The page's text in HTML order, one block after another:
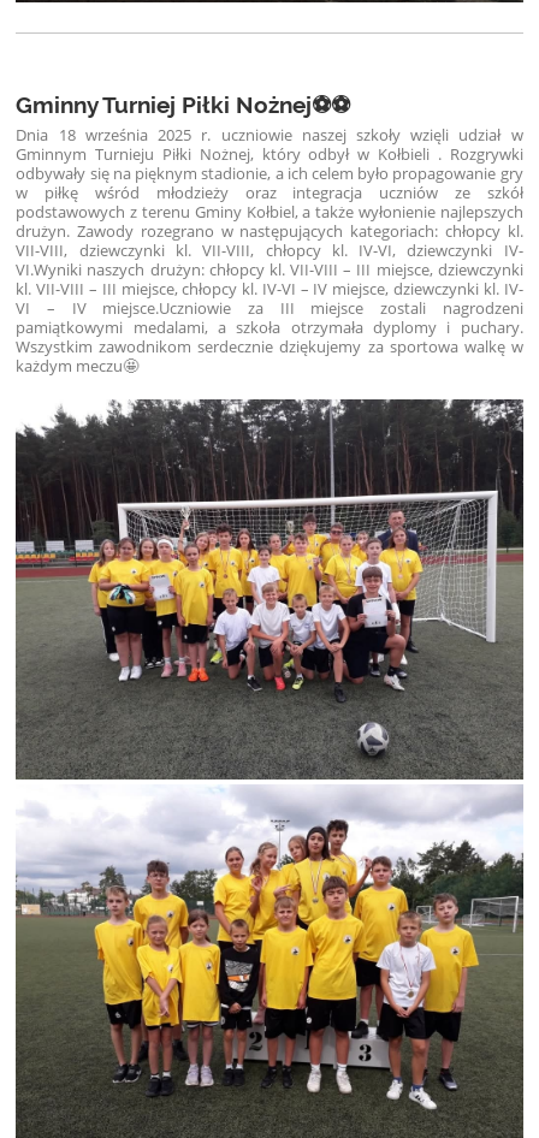
Gminny Turniej Piłki Nożnej⚽⚽
Dnia 18 września 2025 r. uczniowie naszej szkoły wzięli udział w
Gminnym Turnieju Piłki Nożnej, który odbył w Kołbieli . Rozgrywki
odbywały się na pięknym stadionie, a ich celem było propagowanie gry
w piłkę wśród młodzieży oraz integracja uczniów ze szkół
podstawowych z terenu Gminy Kołbiel, a także wyłonienie najlepszych
drużyn. Zawody rozegrano w następujących kategoriach: chłopcy kl.
VII-VIII, dziewczynki kl. VII-VIII, chłopcy kl. IV-VI, dziewczynki IV-
VI.Wyniki naszych drużyn: chłopcy kl. VII-VIII – III miejsce, dziewczynki
kl. VII-VIII – III miejsce, chłopcy kl. IV-VI – IV miejsce, dziewczynki kl. IV-
VI – IV miejsce.Uczniowie za III miejsce zostali nagrodzeni
pamiątkowymi medalami, a szkoła otrzymała dyplomy i puchary.
Wszystkim zawodnikom serdecznie dziękujemy za sportowa walkę w
każdym meczu🤩